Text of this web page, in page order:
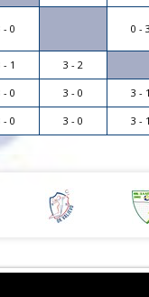
- 0 0 - 3
- 1 3 - 2
- 0 3 - 0 3 - 1
- 0 3 - 0 3 - 1
Site © 2026